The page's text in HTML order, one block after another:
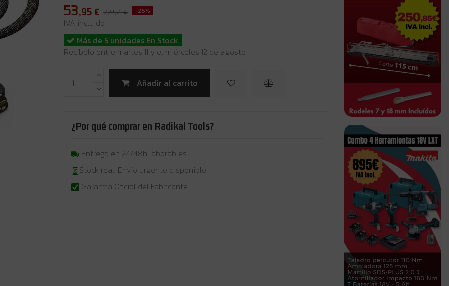
53,95 € 72,54 € -26%
IVA incluido
Más de 5 unidades En Stock
Recíbelo entre martes 11 y el miércoles 12 de agosto
Añadir al carrito
¿Por qué comprar en Radikal Tools?
Entrega en 24/48h laborables
Stock real. Envío urgente disponible
Garantia Oficial del Fabricante